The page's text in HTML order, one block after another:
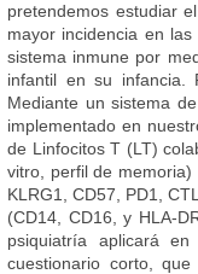
pretendemos estudiar
mayor incidencia en
sistema inmune por
infantil en su infancia.
Mediante un sistema
implementado en
de Linfocitos T (LT)
vitro, perfil de
KLRG1, CD57, PD1,
(CD14, CD16, y HLA-
psiquiatría aplicará
cuestionario corto,